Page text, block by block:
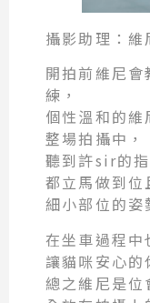
攝影助理：維
開拍前維尼
練，
個性溫和的
整場拍攝中，
聽到許sir的指
都立馬做到位
細小部位的姿
在坐車過程中
讓貓咪安心的
總之維尼是位